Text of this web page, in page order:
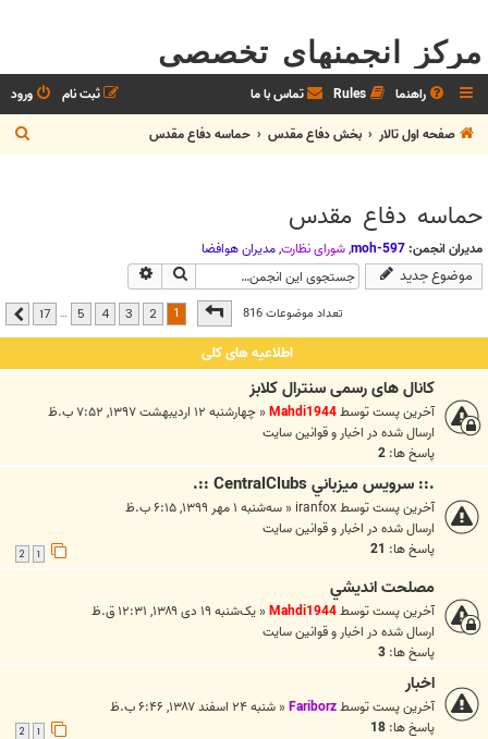
مرکز انجمنهای تخصصی
راهنما Rules تماس با ما ورود
ثبت نام
صفحه اول تالار
بخش دفاع مقدس حماسه دفاع مقدس
ج
س
حماسه دفاع مقدس
مدیران انجمن: moh-597
,شوراي نظارت,مديران هوافضا
موضوع جدید جستجو
تعداد موضوعات 816صفحه از17
2
3
4
5
…
17 بعدی
اطلاعیه های کلی
کانال های رسمی سنترال کلابز
آخرین پست توسطMahdi1944
« چهارشنبه ۱۲ اردیبهشت ۱۳۹۷, ۷:۵۲ ب.ظ
ارسال شده در اخبار و قوانين سايت
پاسخ ها: 2
.:: سرويس ميزباني CentralClubs ::.
آخرین پست توسطiranfox
« سه‌شنبه ۱ مهر ۱۳۹۹, ۶:۱۵ ب.ظ
ارسال شده در اخبار و قوانين سايت
پاسخ ها: 21
مصلحت انديشي
آخرین پست توسطMahdi1944
« یک‌شنبه ۱۹ دی ۱۳۸۹, ۱۲:۳۱ ق.ظ
ارسال شده در اخبار و قوانين سايت
پاسخ ها: 3
اخبار
آخرین پست توسطFariborz
« شنبه ۲۴ اسفند ۱۳۸۷, ۶:۴۶ ب.ظ
پاسخ ها: 18